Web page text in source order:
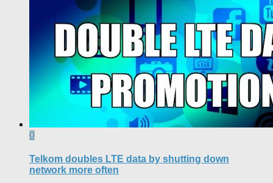
0
Telkom doubles LTE data by shutting down
network more often